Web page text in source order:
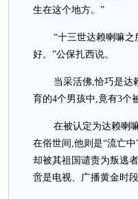
生在这个地方。”
“十三世达赖喇嘛
好。”公保扎西说。
当采活佛,恰巧是达
育的4个男孩中,竟有3个
在被认定为达赖喇
在俗世间,他则是“流亡
却被其祖国谴责为叛逃
啻是电视、广播黄金时